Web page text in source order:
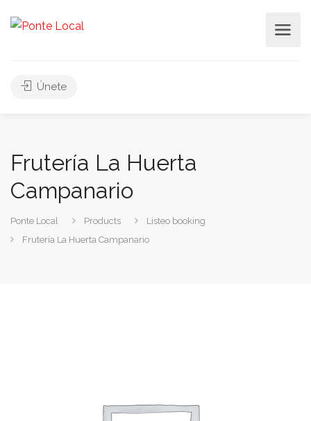
Únete
Frutería La Huerta
Campanario
Ponte Local Products
Listeo booking
Frutería La Huerta Campanario